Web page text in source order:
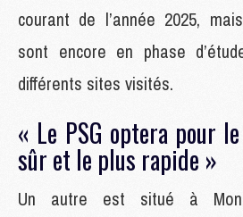
courant de l’année 2025,
sont encore en phase
différents sites visités.
« Le PSG optera pour
sûr et le plus rapide »
Un autre est situé à